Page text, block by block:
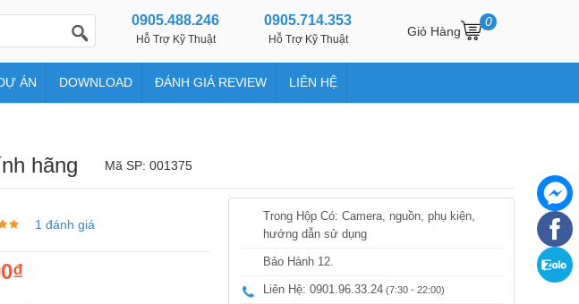
0905.488.246
Hỗ Trợ Kỹ Thuật
0905.714.353
Hỗ Trợ Kỹ Thuật
Giỏ Hàng
0
ÁN DOWNLOAD ĐÁNH GIÁ REVIEW LIÊN HỆ
hãng Mã SP: 001375
1 đánh giá
Trong Hộp Có: Camera, nguồn, phụ kiện,
hướng dẫn sử dụng
Bảo Hành 12.
Liên Hệ: 0901.96.33.24 (7:30 - 22:00)